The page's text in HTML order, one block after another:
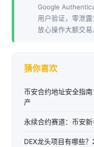
Google
用户验证，零泄露
放心操作大额交易
猜你喜欢
币安合约地址安全指
产
永续合约赛道：币安
DEX龙头项目有哪些